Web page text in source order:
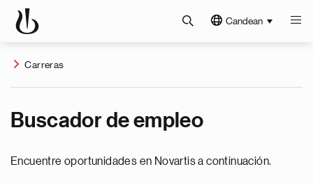
Candean
Carreras
Buscador de empleo
Encuentre oportunidades en Novartis a continuación.